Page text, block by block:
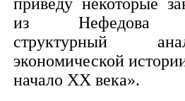
из Нефедова
структурный
экономической
начало XX века».